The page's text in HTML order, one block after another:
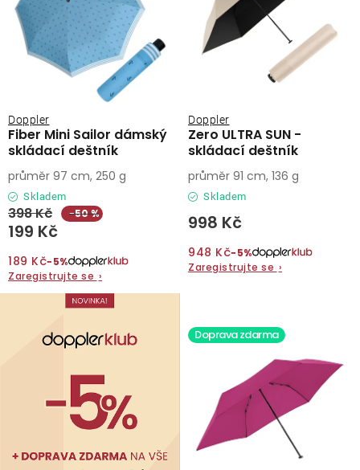
Fiber Mini Sailor dámský
skládací deštník
Doppler
Skladem
199 Kč
398 Kč −50 %
189 Kč−5%
Zaregistrujte se ›
průměr 97 cm, 250 g
Zero ULTRA SUN -
skládací deštník
Doppler
Skladem
998 Kč
948 Kč−5%
Zaregistrujte se ›
průměr 91 cm, 136 g
Doprava zdarma